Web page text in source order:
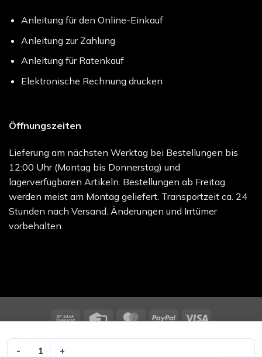
Anleitung für den Online-Einkauf
Anleitung zur Zahlung
Anleitung für Ratenkauf
Elektronische Rechnung drucken
Öffnungszeiten
Lieferung am nächsten Werktag bei Bestellungen bis
12:00 Uhr (Montag bis Donnerstag) und
lagerverfügbaren Artikeln. Bestellungen ab Freitag
werden meist am Montag geliefert. Transportzeit ca. 24
Stunden nach Versand. Änderungen und Irrtümer
vorbehalten.
Bank
Credit
MasterCardPayPal
melocare GmbH - Online Shop | Besuchen Sie uns unter